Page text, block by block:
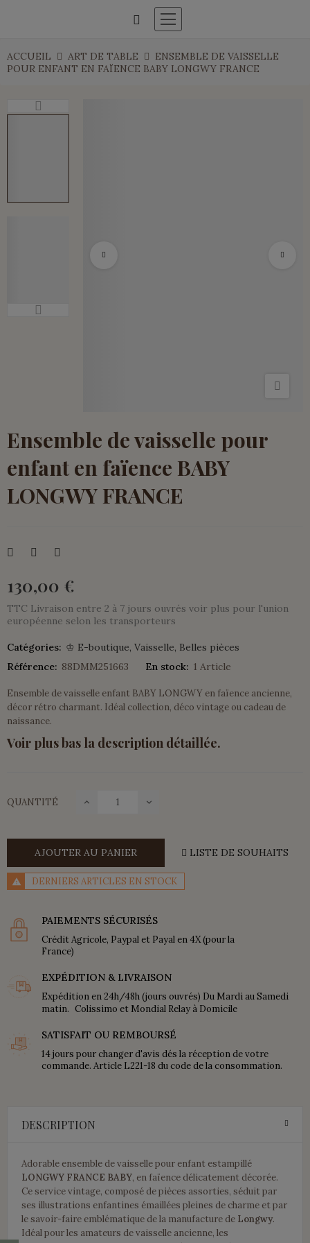
ACCUEIL ART DE TABLE
ENSEMBLE DE VAISSELLE
POUR ENFANT EN FAÏENCE BABY LONGWY FRANCE
Ensemble de vaisselle pour
enfant en faïence BABY
LONGWY FRANCE
130,00 €
TTC Livraison entre 2 à 7 jours ouvrés voir plus pour l'union
européenne selon les transporteurs
Catégories: ♔ E-boutique Vaisselle Belles pièces
Référence: 88DMM251663 En stock: 1 Article
Ensemble de vaisselle enfant BABY LONGWY en faïence ancienne,
décor rétro charmant. Idéal collection, déco vintage ou cadeau de
naissance.
Voir plus bas la description détaillée.
QUANTITÉ
AJOUTER AU PANIER LISTE DE SOUHAITS
DERNIERS ARTICLES EN STOCK
PAIEMENTS SÉCURISÉS
Crédit Agricole, Paypal et Payal en 4X (pour la
France)
EXPÉDITION & LIVRAISON
Expédition en 24h/48h (jours ouvrés) Du Mardi au Samedi
matin. Colissimo et Mondial Relay à Domicile
SATISFAIT OU REMBOURSÉ
14 jours pour changer d'avis dés la réception de votre
commande. Article L221-18 du code de la consommation.
DESCRIPTION
Adorable ensemble de vaisselle pour enfant estampillé
LONGWY FRANCE BABY, en faïence délicatement décorée.
Ce service vintage, composé de pièces assorties, séduit par
ses illustrations enfantines émaillées pleines de charme et par
le savoir-faire emblématique de la manufacture de Longwy.
Idéal pour les amateurs de vaisselle ancienne, les